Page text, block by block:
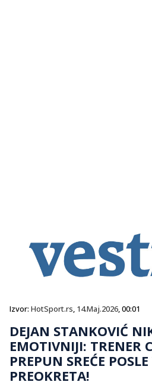
Izvor: HotSport.rs, 14.Maj.2026, 00:01
DEJAN STANKOVIĆ
EMOTIVNIJI: TRENER
PREPUN SREĆE
PREOKRETA!